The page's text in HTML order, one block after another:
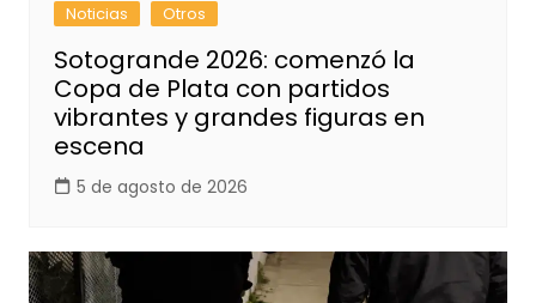
Noticias Otros
Sotogrande 2026: comenzó la
Copa de Plata con partidos
vibrantes y grandes figuras en
escena
5 de agosto de 2026